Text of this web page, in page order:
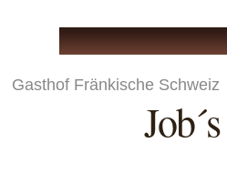
Gasthof Fränkische Schweiz
Job´s